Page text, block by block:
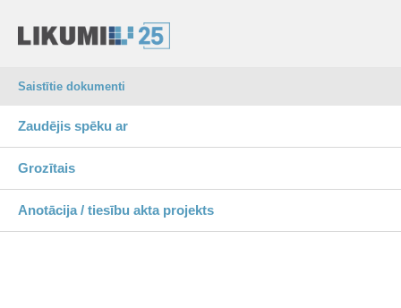
Saistītie dokumenti
Zaudējis spēku ar
Grozītais
Anotācija / tiesību akta projekts